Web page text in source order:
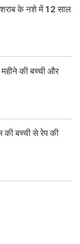
शराब के नशे में 12 साल
की बच्ची और
की बच्ची से रेप की